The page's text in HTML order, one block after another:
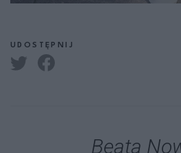
UDOSTĘPNIJ
Beata